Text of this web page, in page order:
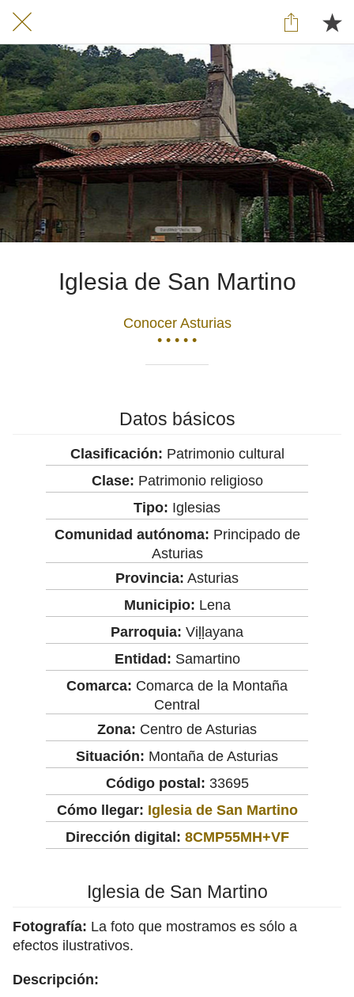
Iglesia de San Martino
Conocer Asturias
• • • • •
Datos básicos
Clasificación: Patrimonio cultural
Clase: Patrimonio religioso
Tipo: Iglesias
Comunidad autónoma: Principado de
Asturias
Provincia: Asturias
Municipio: Lena
Parroquia: Viḷḷayana
Entidad: Samartino
Comarca: Comarca de la Montaña
Central
Zona: Centro de Asturias
Situación: Montaña de Asturias
Código postal: 33695
Cómo llegar: Iglesia de San Martino
Dirección digital: 8CMP55MH+VF
Iglesia de San Martino
Fotografía: La foto que mostramos es sólo a
efectos ilustrativos.
Descripción: